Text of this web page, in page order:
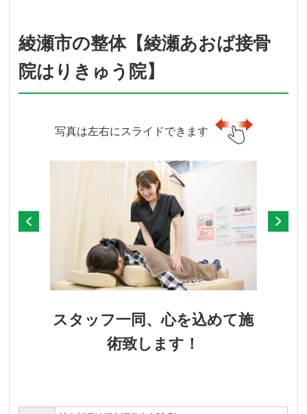
綾瀬市の整体【綾瀬あおば接骨
院はりきゅう院】
写真は左右にスライドできます
スタッフ一同、心を込めて施
術致します！